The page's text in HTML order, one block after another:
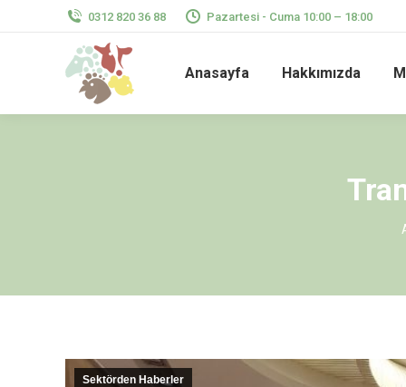
0312 820 36 88 Pazartesi - Cuma 10:00 – 18:00
Anasayfa Hakkımızda
Sektörden Haberler